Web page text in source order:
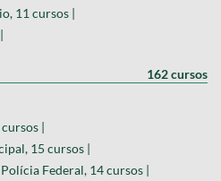
11 cursos |
162 cursos
|
15 cursos |
Polícia Federal, 14 cursos |